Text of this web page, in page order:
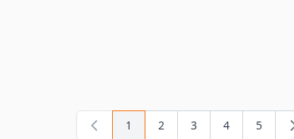
Vous lisez actuellement la page
1 Page
2 Page
3 Page
4 Page
5